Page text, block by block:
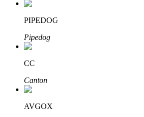
PIPEDOG
Pipedog
CC
Canton
AVGOX